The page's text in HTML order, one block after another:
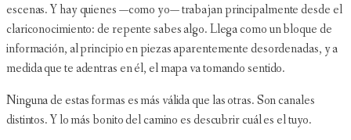
escenas. Y hay quienes —como yo— trabajan principalmente desde el
clariconocimiento: de repente sabes algo. Llega como un bloque de
información, al principio en piezas aparentemente desordenadas, y a
medida que te adentras en él, el mapa va tomando sentido.
Ninguna de estas formas es más válida que las otras. Son canales
distintos. Y lo más bonito del camino es descubrir cuál es el tuyo.